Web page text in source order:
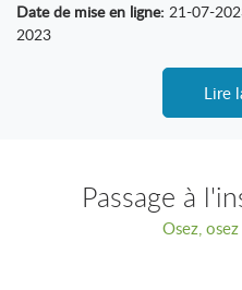
Date de mise en ligne: 21-07-
2023
Lire
Passage à
Osez,